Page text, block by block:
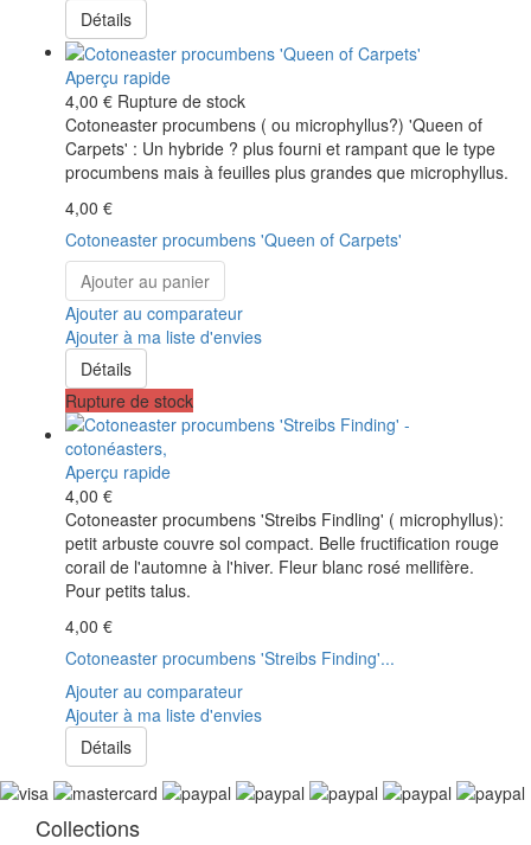
Détails
Aperçu rapide
4,00 € Rupture de stock
Cotoneaster procumbens ( ou microphyllus?) 'Queen of
Carpets' : Un hybride ? plus fourni et rampant que le type
procumbens mais à feuilles plus grandes que microphyllus.
4,00 €
Cotoneaster procumbens 'Queen of Carpets'
Ajouter au panier
Ajouter au comparateur
Ajouter à ma liste d'envies
Détails
Rupture de stock
Aperçu rapide
4,00 €
Cotoneaster procumbens 'Streibs Findling' ( microphyllus):
petit arbuste couvre sol compact. Belle fructification rouge
corail de l'automne à l'hiver. Fleur blanc rosé mellifère.
Pour petits talus.
4,00 €
Cotoneaster procumbens 'Streibs Finding'...
Ajouter au comparateur
Ajouter à ma liste d'envies
Détails
Collections